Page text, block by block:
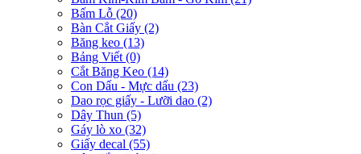
Bấm Lỗ (20)
Bàn Cắt Giấy (2)
Băng keo (13)
Bảng Viết (0)
Cắt Băng Keo (14)
Con Dấu - Mực dấu (23)
Dao rọc giấy - Lưỡi dao (2)
Dây Thun (5)
Gáy lò xo (32)
Giấy decal (55)